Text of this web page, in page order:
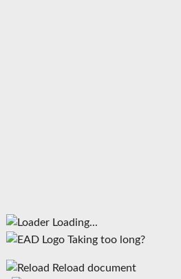
Loading...
Taking too long?
Reload document